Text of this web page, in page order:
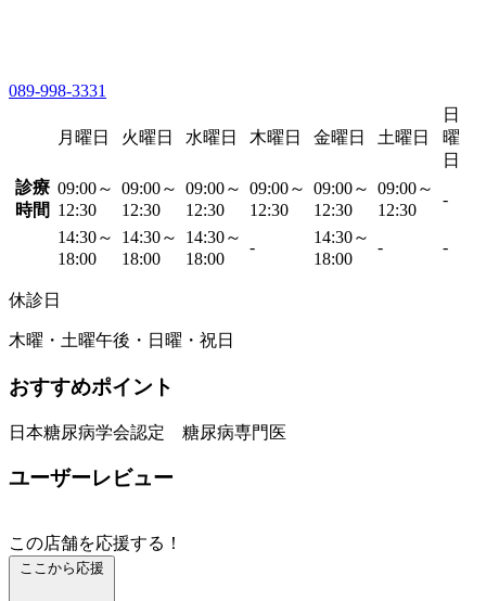
089-998-3331
月曜日 火曜日 水曜日 木曜日 金曜日 土曜日
日
曜
日
診療
時間
09:00～
12:30
09:00～
12:30
09:00～
12:30
09:00～
12:30
09:00～
12:30
09:00～
12:30
-
14:30～
18:00
14:30～
18:00
14:30～
18:00
-
14:30～
18:00
- -
休診日
木曜・土曜午後・日曜・祝日
おすすめポイント
日本糖尿病学会認定 糖尿病専門医
ユーザーレビュー
この店舗を応援する！
ここから応援